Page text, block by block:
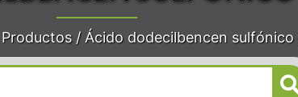
Productos/ Ácido dodecilbencen sulfónico